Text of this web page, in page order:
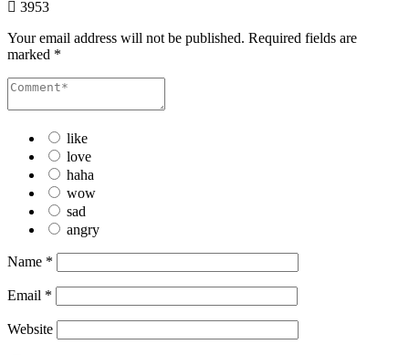
3953
Your email address will not be published. Required fields are
marked *
like
love
haha
wow
sad
angry
Name *
Email *
Website